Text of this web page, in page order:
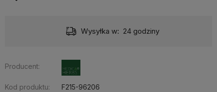
Wysyłka w: 24 godziny
Producent:
Kod produktu: F215-96206